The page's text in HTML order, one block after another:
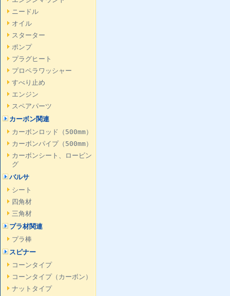
ニードル
オイル
スターター
ポンプ
プラグヒート
プロペラワッシャー
すべり止め
エンジン
スペアパーツ
カーボン関連
カーボンロッド（500mm）
カーボンパイプ（500mm）
カーボンシート、ロービン
グ
バルサ
シート
四角材
三角材
プラ材関連
プラ棒
スピナー
コーンタイプ
コーンタイプ（カーボン）
ナットタイプ